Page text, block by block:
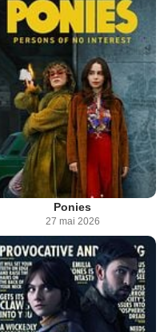
Ponies
27 mai 2026